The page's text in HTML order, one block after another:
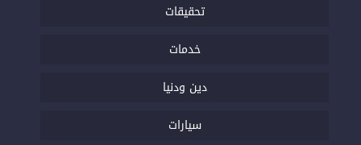
تحقيقات
خدمات
دين ودنيا
سيارات